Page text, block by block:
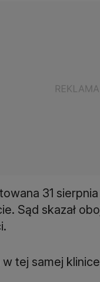
31
Sąd skazał
tej samej